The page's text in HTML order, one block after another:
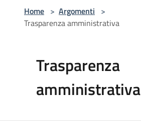
Home > Argomenti >
Trasparenza amministrativa
Trasparenza
amministrativa